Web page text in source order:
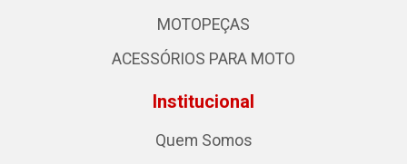
MOTOPEÇAS
ACESSÓRIOS PARA MOTO
Institucional
Quem Somos